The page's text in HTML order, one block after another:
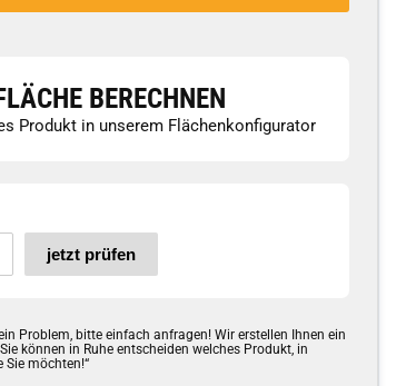
BERECHNEN
Produkt in unserem Flächenkonfigurator
jetzt prüfen
Problem, bitte einfach anfragen! Wir erstellen Ihnen ein
können in Ruhe entscheiden welches Produkt, in
Sie möchten!“